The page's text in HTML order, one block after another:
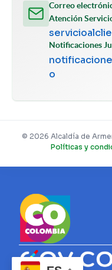
Correo
Atención
Notificaciones
o
© 2026 Alcaldía de
Políticas y